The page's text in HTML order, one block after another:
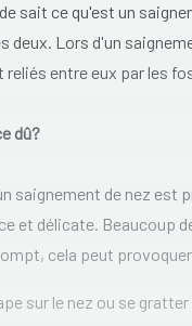
sait ce qu'est un
deux. Lors d'un
reliés entre eux par les
dû?
saignement de nez est
et délicate. Beaucoup
cela peut
sur le nez ou se